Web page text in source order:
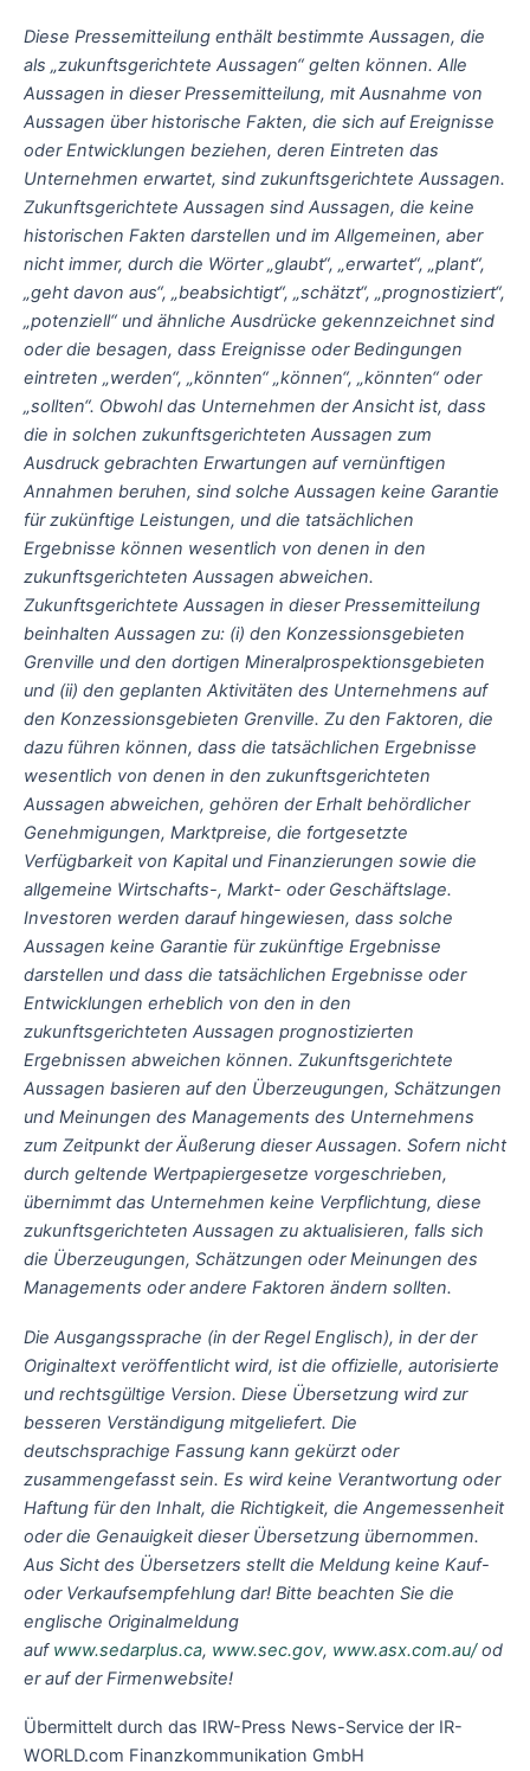
Diese Pressemitteilung enthält bestimmte Aussagen, die
als „zukunftsgerichtete Aussagen“ gelten können. Alle
Aussagen in dieser Pressemitteilung, mit Ausnahme von
Aussagen über historische Fakten, die sich auf Ereignisse
oder Entwicklungen beziehen, deren Eintreten das
Unternehmen erwartet, sind zukunftsgerichtete Aussagen.
Zukunftsgerichtete Aussagen sind Aussagen, die keine
historischen Fakten darstellen und im Allgemeinen, aber
nicht immer, durch die Wörter „glaubt“, „erwartet“, „plant“,
„geht davon aus“, „beabsichtigt“, „schätzt“, „prognostiziert“,
„potenziell“ und ähnliche Ausdrücke gekennzeichnet sind
oder die besagen, dass Ereignisse oder Bedingungen
eintreten „werden“, „könnten“ „können“, „könnten“ oder
„sollten“. Obwohl das Unternehmen der Ansicht ist, dass
die in solchen zukunftsgerichteten Aussagen zum
Ausdruck gebrachten Erwartungen auf vernünftigen
Annahmen beruhen, sind solche Aussagen keine Garantie
für zukünftige Leistungen, und die tatsächlichen
Ergebnisse können wesentlich von denen in den
zukunftsgerichteten Aussagen abweichen.
Zukunftsgerichtete Aussagen in dieser Pressemitteilung
beinhalten Aussagen zu: (i) den Konzessionsgebieten
Grenville und den dortigen Mineralprospektionsgebieten
und (ii) den geplanten Aktivitäten des Unternehmens auf
den Konzessionsgebieten Grenville. Zu den Faktoren, die
dazu führen können, dass die tatsächlichen Ergebnisse
wesentlich von denen in den zukunftsgerichteten
Aussagen abweichen, gehören der Erhalt behördlicher
Genehmigungen, Marktpreise, die fortgesetzte
Verfügbarkeit von Kapital und Finanzierungen sowie die
allgemeine Wirtschafts-, Markt- oder Geschäftslage.
Investoren werden darauf hingewiesen, dass solche
Aussagen keine Garantie für zukünftige Ergebnisse
darstellen und dass die tatsächlichen Ergebnisse oder
Entwicklungen erheblich von den in den
zukunftsgerichteten Aussagen prognostizierten
Ergebnissen abweichen können. Zukunftsgerichtete
Aussagen basieren auf den Überzeugungen, Schätzungen
und Meinungen des Managements des Unternehmens
zum Zeitpunkt der Äußerung dieser Aussagen. Sofern nicht
durch geltende Wertpapiergesetze vorgeschrieben,
übernimmt das Unternehmen keine Verpflichtung, diese
zukunftsgerichteten Aussagen zu aktualisieren, falls sich
die Überzeugungen, Schätzungen oder Meinungen des
Managements oder andere Faktoren ändern sollten.
Die Ausgangssprache (in der Regel Englisch), in der der
Originaltext veröffentlicht wird, ist die offizielle, autorisierte
und rechtsgültige Version. Diese Übersetzung wird zur
besseren Verständigung mitgeliefert. Die
deutschsprachige Fassung kann gekürzt oder
zusammengefasst sein. Es wird keine Verantwortung oder
Haftung für den Inhalt, die Richtigkeit, die Angemessenheit
oder die Genauigkeit dieser Übersetzung übernommen.
Aus Sicht des Übersetzers stellt die Meldung keine Kauf-
oder Verkaufsempfehlung dar! Bitte beachten Sie die
englische Originalmeldung
auf www.sedarplus.ca, www.sec.gov, www.asx.com.au/od
er auf der Firmenwebsite!
Übermittelt durch das IRW-Press News-Service der IR-
WORLD.com Finanzkommunikation GmbH